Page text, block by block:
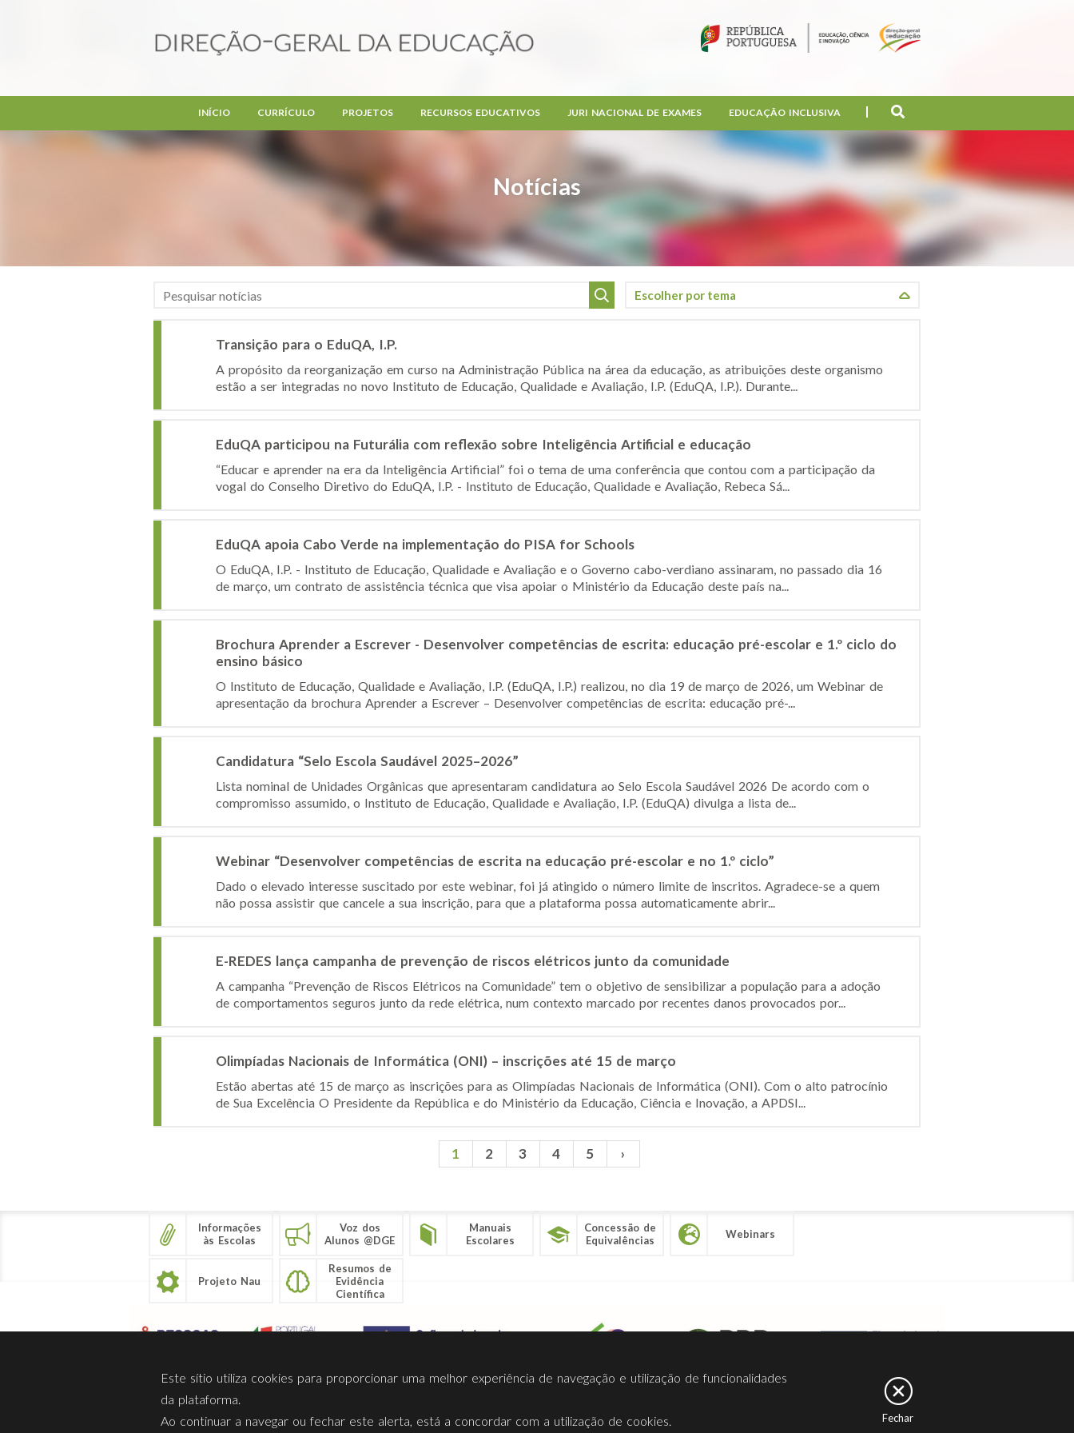
Notícias
INÍCIO CURRÍCULO PROJETOS RECURSOS EDUCATIVOS JURI NACIONAL DE EXAMES EDUCAÇÃO INCLUSIVA
Transição para o EduQA, I.P.
A propósito da reorganização em curso na Administração Pública na área da educação, as atribuições deste organismo
estão a ser integradas no novo Instituto de Educação, Qualidade e Avaliação, I.P. (EduQA, I.P.). Durante...
EduQA participou na Futurália com reflexão sobre Inteligência Artificial e educação
“Educar e aprender na era da Inteligência Artificial” foi o tema de uma conferência que contou com a participação da
vogal do Conselho Diretivo do EduQA, I.P. - Instituto de Educação, Qualidade e Avaliação, Rebeca Sá...
EduQA apoia Cabo Verde na implementação do PISA for Schools
O EduQA, I.P. - Instituto de Educação, Qualidade e Avaliação e o Governo cabo-verdiano assinaram, no passado dia 16
de março, um contrato de assistência técnica que visa apoiar o Ministério da Educação deste país na...
Brochura Aprender a Escrever - Desenvolver competências de escrita: educação pré-escolar e 1.º ciclo do
ensino básico
O Instituto de Educação, Qualidade e Avaliação, I.P. (EduQA, I.P.) realizou, no dia 19 de março de 2026, um Webinar de
apresentação da brochura Aprender a Escrever – Desenvolver competências de escrita: educação pré-...
Candidatura “Selo Escola Saudável 2025–2026”
Lista nominal de Unidades Orgânicas que apresentaram candidatura ao Selo Escola Saudável 2026 De acordo com o
compromisso assumido, o Instituto de Educação, Qualidade e Avaliação, I.P. (EduQA) divulga a lista de...
Webinar “Desenvolver competências de escrita na educação pré-escolar e no 1.º ciclo”
Dado o elevado interesse suscitado por este webinar, foi já atingido o número limite de inscritos. Agradece-se a quem
não possa assistir que cancele a sua inscrição, para que a plataforma possa automaticamente abrir...
E-REDES lança campanha de prevenção de riscos elétricos junto da comunidade
A campanha “Prevenção de Riscos Elétricos na Comunidade” tem o objetivo de sensibilizar a população para a adoção
de comportamentos seguros junto da rede elétrica, num contexto marcado por recentes danos provocados por...
Olimpíadas Nacionais de Informática (ONI) – inscrições até 15 de março
Estão abertas até 15 de março as inscrições para as Olimpíadas Nacionais de Informática (ONI). Com o alto patrocínio
de Sua Excelência O Presidente da República e do Ministério da Educação, Ciência e Inovação, a APDSI...
1 2 3 4 5 ›
Informações
às Escolas
Voz dos
Alunos @DGE
Manuais
Escolares
Concessão de
Equivalências
Webinars
Projeto Nau
Resumos de
Evidência
Científica
Sobre Nós Privacidade Termos Utilização Contactos Ligações Facebook
Este sítio utiliza cookies para proporcionar uma melhor experiência de navegação e utilização de funcionalidades
da plataforma.
Ao continuar a navegar ou fechar este alerta, está a concordar com a utilização de cookies.
Fechar